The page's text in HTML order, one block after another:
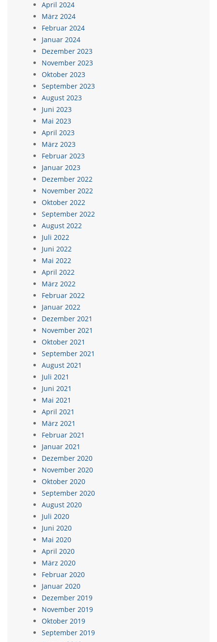
April 2024
März 2024
Februar 2024
Januar 2024
Dezember 2023
November 2023
Oktober 2023
September 2023
August 2023
Juni 2023
Mai 2023
April 2023
März 2023
Februar 2023
Januar 2023
Dezember 2022
November 2022
Oktober 2022
September 2022
August 2022
Juli 2022
Juni 2022
Mai 2022
April 2022
März 2022
Februar 2022
Januar 2022
Dezember 2021
November 2021
Oktober 2021
September 2021
August 2021
Juli 2021
Juni 2021
Mai 2021
April 2021
März 2021
Februar 2021
Januar 2021
Dezember 2020
November 2020
Oktober 2020
September 2020
August 2020
Juli 2020
Juni 2020
Mai 2020
April 2020
März 2020
Februar 2020
Januar 2020
Dezember 2019
November 2019
Oktober 2019
September 2019